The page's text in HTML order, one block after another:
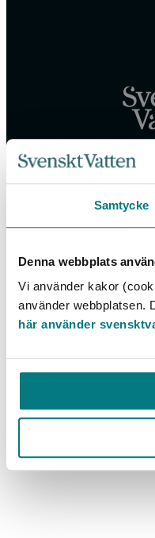
Samtycke
Denna webbplats
Vi använder kakor
använder webbplatsen.
här använder © 2025